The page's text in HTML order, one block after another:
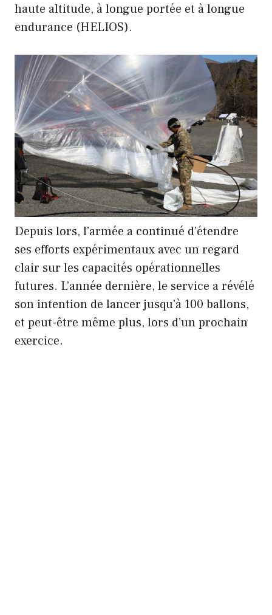
haute altitude, à longue portée et à longue
endurance (HELIOS).
Depuis lors, l’armée a continué d’étendre
ses efforts expérimentaux avec un regard
clair sur les capacités opérationnelles
futures. L’année dernière, le service a révélé
son intention de lancer jusqu’à 100 ballons,
et peut-être même plus, lors d’un prochain
exercice.